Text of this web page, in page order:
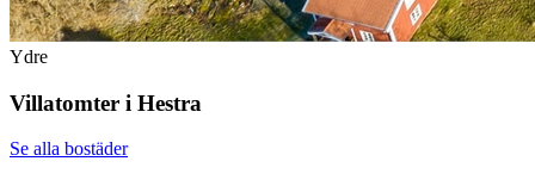
Ydre
Villatomter i Hestra
Se alla bostäder